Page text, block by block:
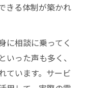
きる体制が築かれ
に相談に乗ってく
った声も多く、
ています。サービ